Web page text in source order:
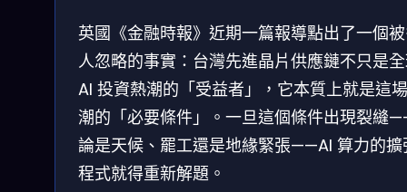
英國《金融時報》近期一篇報導點出了一個
人忽略的事實：台灣先進晶片供應鏈不只是
AI 投資熱潮的「受益者」，它本質上就是這
潮的「必要條件」。一旦這個條件出現裂縫
論是天候、罷工還是地緣緊張——AI 算力的擴
程式就得重新解題。